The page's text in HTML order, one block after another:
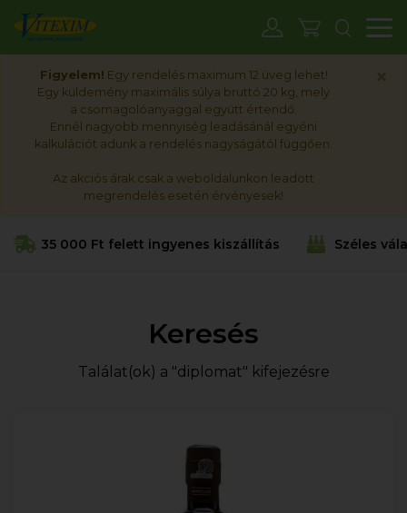
Figyelem! Egy rendelés maximum 12 üveg lehet!
Egy küldemény maximális súlya bruttó 20 kg, mely
a csomagolóanyaggal együtt értendő.
Ennél nagyobb mennyiség leadásánál egyéni
kalkulációt adunk a rendelés nagyságától függően.
Az akciós árak csak a weboldalunkon leadott
megrendelés esetén érvényesek!
35 000 Ft felett ingyenes kiszállítás Széles
Keresés
Találat(ok) a "diplomat" kifejezésre